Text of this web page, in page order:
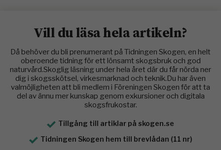
Vill du läsa hela artikeln?
Då behöver du bli prenumerant på Tidningen Skogen, en helt
oberoende tidning för ett lönsamt skogsbruk och god
naturvård.Skoglig läsning under hela året där du får nörda ner
dig i skogsskötsel, virkesmarknad och teknik.Du har även
valmöjligheten att bli medlem i Föreningen Skogen för att ta
del av ännu mer kunskap genom exkursioner och digitala
skogsfrukostar.
Tillgång till artiklar på skogen.se
Tidningen Skogen hem till brevlådan (11 nr)